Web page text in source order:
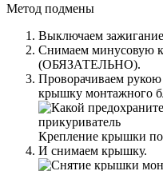
Метод подмены
Выключаем
Снимаем минусовую
(ОБЯЗАТЕЛЬНО).
Проворачиваем
крышку монтажного
Крепление крышки
И снимаем крышку.